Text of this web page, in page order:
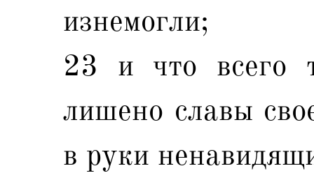
изнемогли;
23 и что всего
лишено славы
в руки